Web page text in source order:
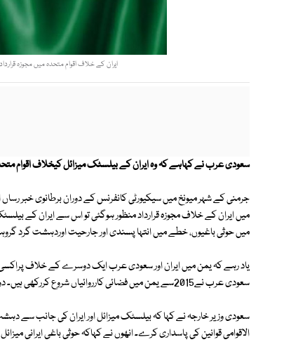
ایران کے خلاف اقوام متحدہ میں مجوزہ
سعودی عرب نے کہاہے کہ وہ ایران کے بیلسٹک میزائل کیخلاف اقوام
جرمنی کے شہر میونخ میں سیکیورٹی کانفرنس کے دوران برطانوی خبر رساں
میں ایران کے خلاف مجوزہ قرارداد منظور ہوگئی تو اس سے ایران کے
میں حوثی باغیوں، خطے میں انتہا پسندی اور جارحیت اوردہشت گرد
یاد رہے کہ یمن میں ایران اور سعودی عرب ایک دوسرے کے خلاف
سعودی عرب نے2015سے یمن میں فضائی کارروائیاں شروع کررکھی ہیں۔ دوسری جانب ایران کا کہناہے کہ وہ حوثیوں کو اسلحہ فراہم نہیں کررہا۔
سعودی وزیر خارجہ نے کہا کہ بیلسٹک میزائل اور ایران کی جانب سے
الاقوامی قوانین کی پاسداری کرے۔ انھوں نے کہاکہ حوثی باغی ایرانی